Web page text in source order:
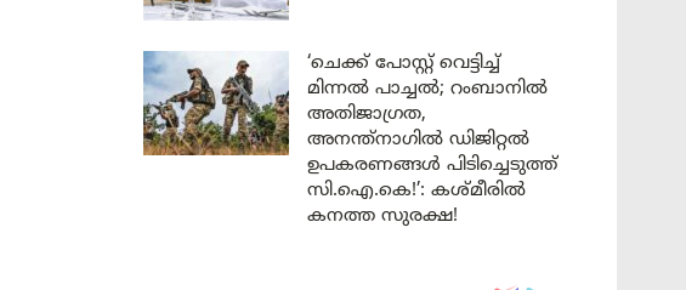
‘ചെക്ക് പോസ്റ്റ് വെട്ടിച്ച്
മിന്നൽ പാച്ചൽ; റംബാനിൽ
അതിജാഗ്രത,
അനന്ത്നാഗിൽ ഡിജിറ്റൽ
ഉപകരണങ്ങൾ പിടിച്ചെടുത്ത്
സി.ഐ.കെ!’: കശ്മീരിൽ
കനത്ത സുരക്ഷ!